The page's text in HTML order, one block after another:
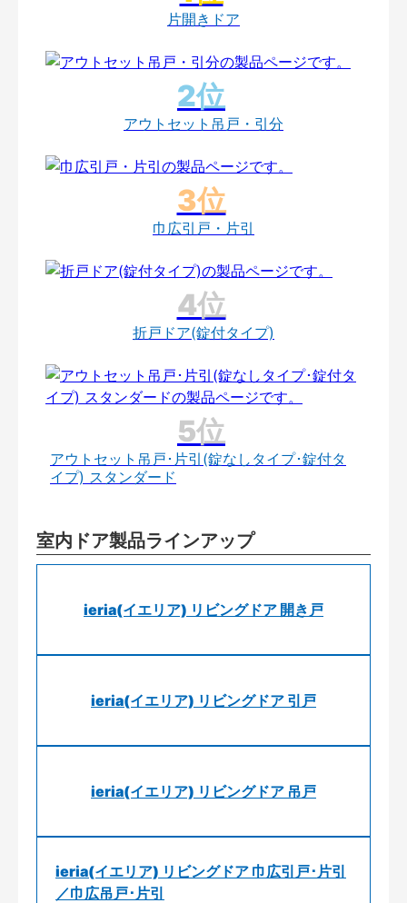
片開きドア
アウトセット吊戸・引分
巾広引戸・片引
折戸ドア(錠付タイプ)
アウトセット吊戸･片引(錠なしタイプ･錠付タ
イプ) スタンダード
室内ドア製品ラインアップ
ieria(イエリア) リビングドア 開き戸
ieria(イエリア) リビングドア 引戸
ieria(イエリア) リビングドア 吊戸
ieria(イエリア) リビングドア 巾広引戸･片引
／巾広吊戸･片引